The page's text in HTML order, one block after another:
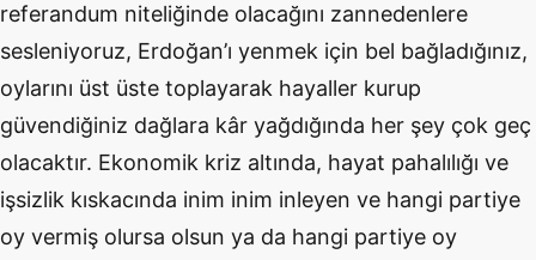
referandum niteliğinde olacağını zannedenlere
sesleniyoruz, Erdoğan’ı yenmek için bel bağladığınız,
oylarını üst üste toplayarak hayaller kurup
güvendiğiniz dağlara kâr yağdığında her şey çok geç
olacaktır. Ekonomik kriz altında, hayat pahalılığı ve
işsizlik kıskacında inim inim inleyen ve hangi partiye
oy vermiş olursa olsun ya da hangi partiye oy